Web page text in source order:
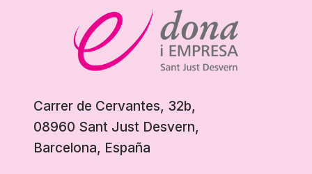
Carrer de Cervantes, 32b,
08960 Sant Just Desvern,
Barcelona, España